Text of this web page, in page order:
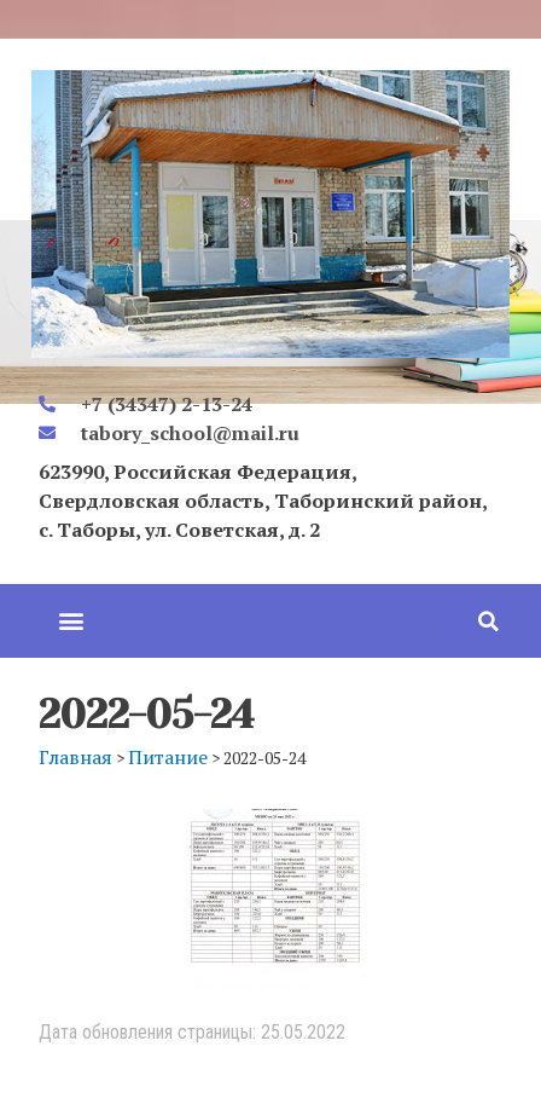
+7 (34347) 2-13-24
tabory_school@mail.ru
623990, Российская Федерация,
Свердловская область, Таборинский район,
с. Таборы, ул. Советская, д. 2
2022-05-24
Главная >Питание >2022-05-24
Дата обновления страницы: 25.05.2022